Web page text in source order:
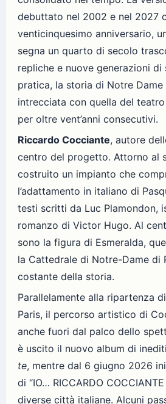
debuttato nel 2002 e nel 2027
venticinquesimo anniversario,
segna un quarto di secolo
repliche e nuove generazioni
pratica, la storia di Notre Dame
intrecciata con quella del
per oltre vent’anni consecutivi.
Riccardo Cocciante, autore
centro del progetto. Attorno al
costruito un impianto che
l’adattamento in italiano di
testi scritti da Luc Plamondon,
romanzo di Victor Hugo. Al
sono la figura di Esmeralda,
la Cattedrale di Notre-Dame di
costante della storia.
Parallelamente alla ripartenza
Paris, il percorso artistico di
anche fuori dal palco dello
è uscito il nuovo album di inediti
te, mentre dal 6 giugno 2026
di “IO… RICCARDO
diverse città italiane. Alcuni